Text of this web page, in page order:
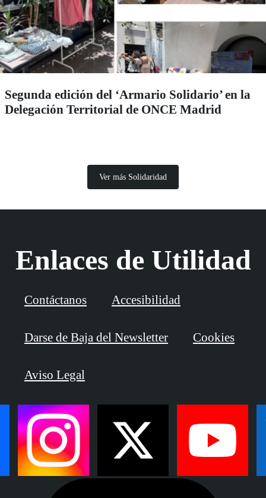
Segunda edición del ‘Armario Solidario’ en la
Delegación Territorial de ONCE Madrid
Ver más Solidaridad
Enlaces de Utilidad
Contáctanos Accesibilidad
Darse de Baja del Newsletter Cookies
Aviso Legal